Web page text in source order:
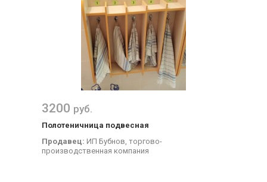
3200 руб.
Полотеничница подвесная
Продавец: ИП Бубнов, торгово-
производственная компания